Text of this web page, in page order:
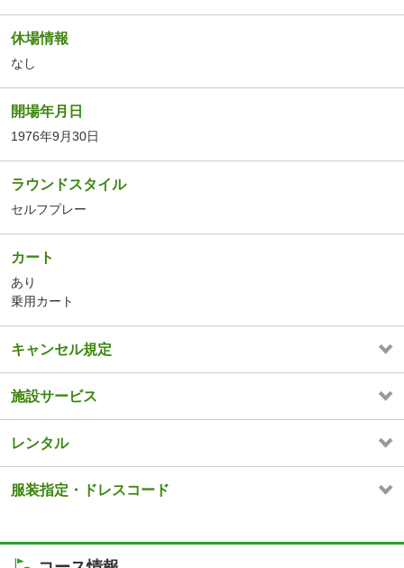
休場情報
なし
開場年月日
1976年9月30日
ラウンドスタイル
セルフプレー
カート
あり
乗用カート
キャンセル規定
施設サービス
レンタル
服装指定・ドレスコード